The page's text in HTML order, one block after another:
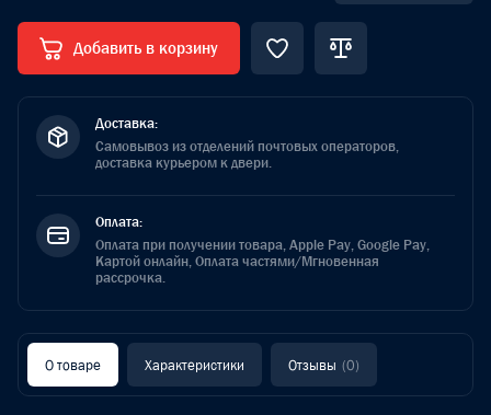
Добавить в корзину
Доставка:
Самовывоз из отделений почтовых операторов,
доставка курьером к двери.
Оплата:
Оплата при получении товара, Apple Pay, Google Pay,
Картой онлайн, Оплата частями/Мгновенная
рассрочка.
О товаре Характеристики Отзывы (0)